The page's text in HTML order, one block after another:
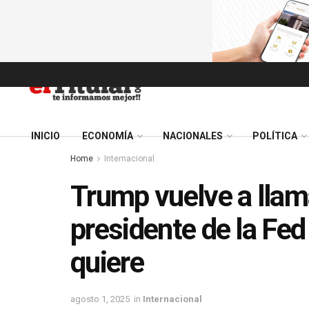
INICIO ECONOMÍA NACIONALES POLÍTICA
Home Internacional
Trump vuelve a
presidente de la
quiere
agosto 1, 2025 in Internacional